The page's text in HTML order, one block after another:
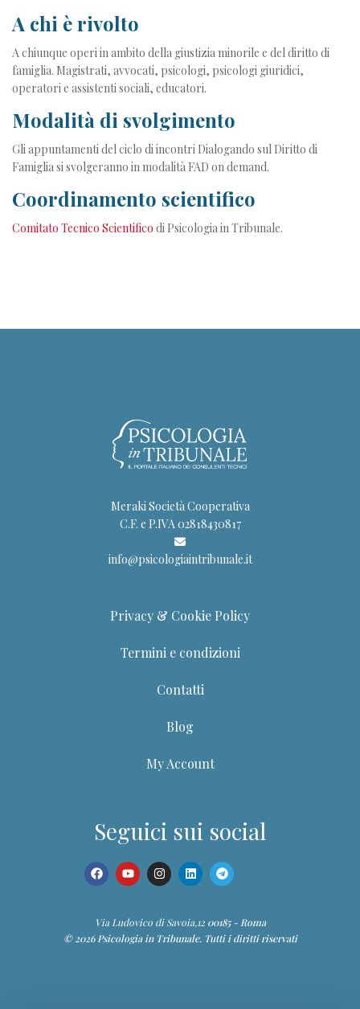
A chi è rivolto
A chiunque operi in ambito della giustizia minorile e del diritto di
famiglia. Magistrati, avvocati, psicologi, psicologi giuridici,
operatori e assistenti sociali, educatori.
Modalità di svolgimento
Gli appuntamenti del ciclo di incontri Dialogando sul Diritto di
Famiglia si svolgeranno in modalità FAD on demand.
Coordinamento scientifico
Comitato Tecnico Scientifico di Psicologia in Tribunale.
Meraki Società Cooperativa
C.F. e P.IVA 02818430817
info@psicologiaintribunale.it
Privacy & Cookie Policy
Termini e condizioni
Contatti
Blog
My Account
Seguici sui social
Via Ludovico di Savoia,1200185 - Roma
© 2026 Psicologia in Tribunale. Tutti i diritti riservati
Dott.ssa Giuditta
Guida del portale PIT